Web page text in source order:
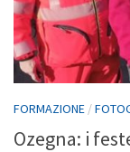
FORMAZIONE /
Ozegna: i